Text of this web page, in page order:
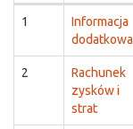
1
Informacja
dodatkowa
2
Rachunek
zysków i
strat